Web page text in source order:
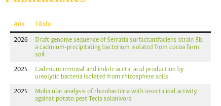
Año Título
2026
Draft genome sequence of Serratia surfactantfaciens strain 5b,
a cadmium-precipitating bacterium isolated from cocoa farm
soil
2025
Cadmium removal and indole acetic acid production by
ureolytic bacteria isolated from rhizosphere soils
2025
Molecular analysis of rhizobacteria with insecticidal activity
against potato pest Tecia solanivora